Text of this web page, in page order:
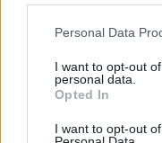
Personal Data
I want to opt-out
personal data.
Opted In
I want to opt-out